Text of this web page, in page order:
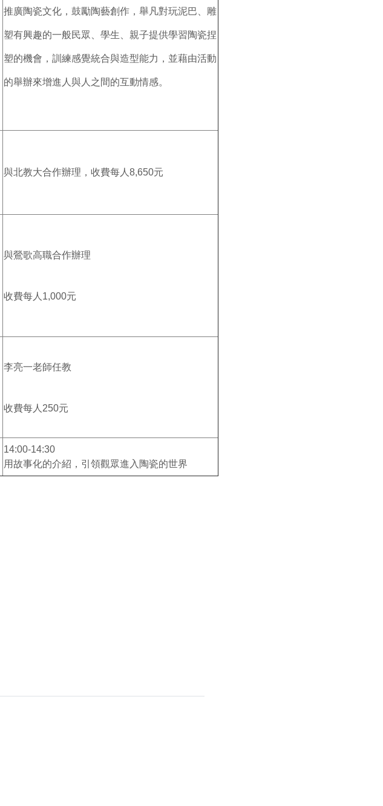
推廣陶瓷文化，鼓勵陶藝創作，舉凡對玩泥巴、雕
塑有興趣的一般民眾、學生、親子提供學習陶瓷捏
塑的機會，訓練感覺統合與造型能力，並藉由活動
的舉辦來增進人與人之間的互動情感。
與北教大合作辦理，收費每人8,650元
與鶯歌高職合作辦理
收費每人1,000元
李亮一老師任教
收費每人250元
14:00-14:30
用故事化的介紹，引領觀眾進入陶瓷的世界